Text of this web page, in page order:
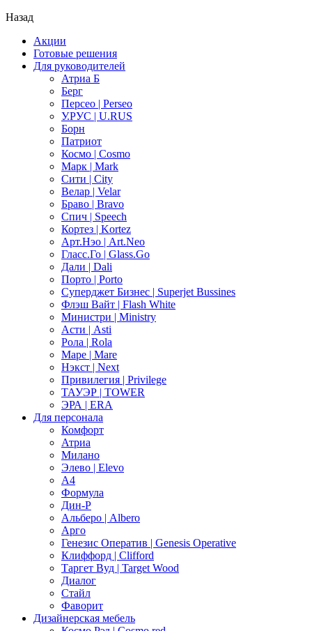
Назад
Акции
Готовые решения
Для руководителей
Атриа Б
Берг
Персео | Perseo
У.РУС | U.RUS
Борн
Патриот
Космо | Cosmo
Марк | Mark
Сити | City
Велар | Velar
Браво | Bravo
Спич | Speech
Кортез | Kortez
Арт.Нэо | Art.Neo
Гласс.Го | Glass.Go
Дали | Dali
Порто | Porto
Суперджет Бизнес | Superjet Bussines
Флэш Вайт | Flash White
Министри | Ministry
Асти | Asti
Рола | Rola
Маре | Mare
Нэкст | Next
Привилегия | Privilege
ТАУЭР | TOWER
ЭРА | ERA
Для персонала
Комфорт
Атриа
Милано
Элево | Elevo
А4
Формула
Дин-Р
Альберо | Albero
Арго
Генезис Оператив | Genesis Operative
Клиффорд | Clifford
Таргет Вуд | Target Wood
Диалог
Стайл
Фаворит
Дизайнерская мебель